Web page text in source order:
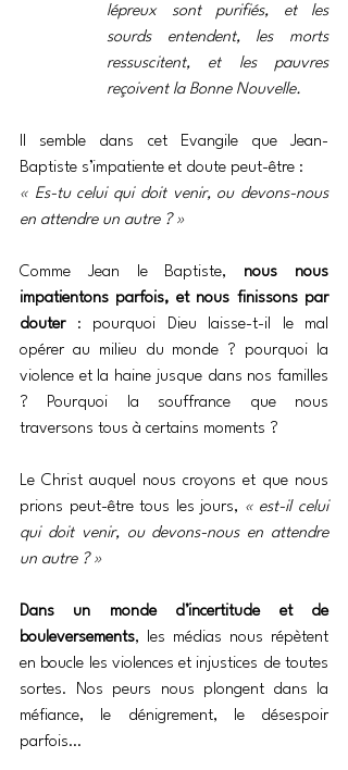
lépreux sont purifiés, et les
sourds entendent, les morts
ressuscitent, et les pauvres
reçoivent la Bonne Nouvelle.
Il semble dans cet Evangile que Jean-
Baptiste s’impatiente et doute peut-être :
« Es-tu celui qui doit venir, ou devons-nous
en attendre un autre ? »
Comme Jean le Baptiste, nous nous
impatientons parfois, et nous finissons par
douter : pourquoi Dieu laisse-t-il le mal
opérer au milieu du monde ? pourquoi la
violence et la haine jusque dans nos familles
? Pourquoi la souffrance que nous
traversons tous à certains moments ?
Le Christ auquel nous croyons et que nous
prions peut-être tous les jours, « est-il celui
qui doit venir, ou devons-nous en attendre
un autre ? »
Dans un monde d’incertitude et de
bouleversements, les médias nous répètent
en boucle les violences et injustices de toutes
sortes. Nos peurs nous plongent dans la
méfiance, le dénigrement, le désespoir
parfois…